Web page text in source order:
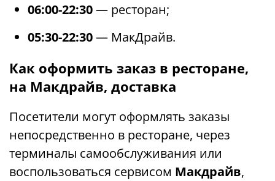
06:00-22:30— ресторан;
05:30-22:30— МакДрайв.
Как оформить заказ в ресторане,
на Макдрайв, доставка
Посетители могут оформлять заказы
непосредственно в ресторане, через
терминалы самообслуживания или
воспользоваться сервисом Макдрайв,